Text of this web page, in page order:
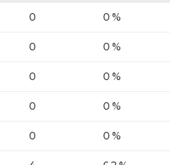
0 0 %
0 0 %
0 0 %
0 0 %
0 0 %